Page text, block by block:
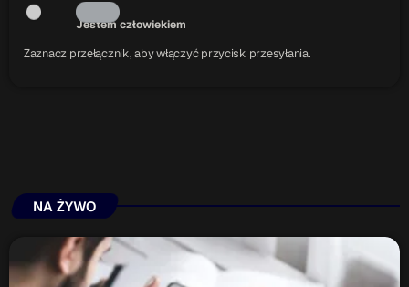
Jestem człowiekiem
Zaznacz przełącznik, aby włączyć przycisk przesyłania.
NA ŻYWO